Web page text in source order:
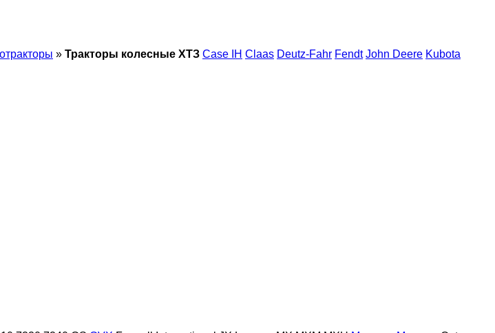
» Тракторы колесные ХТЗ Case IH Claas Deutz-Fahr Fendt John Deere Kubota